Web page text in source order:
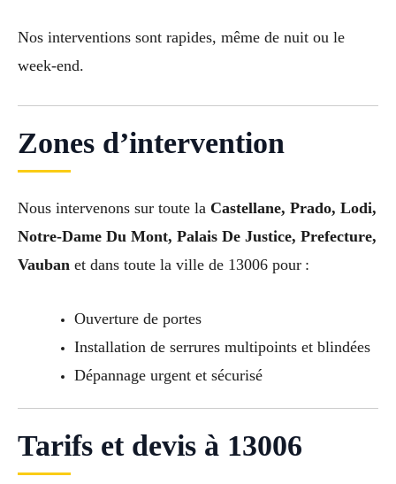
Nos interventions sont rapides, même de nuit ou le
week-end.
Zones d’intervention
Nous intervenons sur toute la Castellane, Prado, Lodi,
Notre-Dame Du Mont, Palais De Justice, Prefecture,
Vauban et dans toute la ville de 13006 pour :
Ouverture de portes
Installation de serrures multipoints et blindées
Dépannage urgent et sécurisé
Tarifs et devis à 13006